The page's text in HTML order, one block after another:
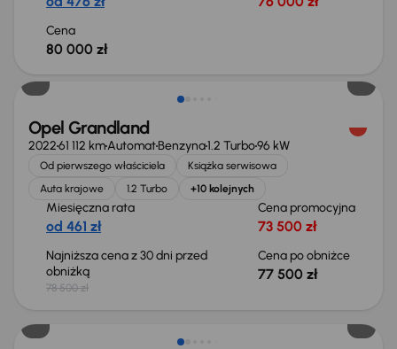
Cena
80 000 zł
Taniej o 1 000 zł
Opel Grandland
202261 112 kmAutomatBenzyna1.2 Turbo96 kW
Od pierwszego właściciela
Książka serwisowa
Auta krajowe
1.2 Turbo +10 kolejnych
Miesięczna rata
od 461 zł
Cena promocyjna
73 500 zł
Najniższa cena z 30 dni przed
obniżką
78 500 zł
Cena po obniżce
77 500 zł